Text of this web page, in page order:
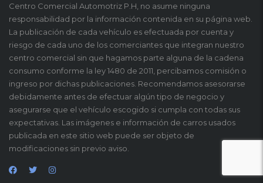
Centro Comercial Automotriz P.H, no asume ninguna
responsabilidad por la información contenida en su página web.
La publicación de cada vehículo es efectuada por cuenta y
riesgo de cada uno de los comerciantes que integran nuestro
centro comercial sin que hagamos parte alguna de la cadena
consumo conforme la ley 1480 de 2011, percibamos comisión o
ingreso por dichas publicaciones. Recomendamos asesorarse
debidamente antes de efectuar algún tipo de negocio y
asegurarse que el vehículo escogido si cumpla con todas sus
expectativas. Las imágenes e información de carros usados
publicada en este sitio web puede ser objeto de
modificaciones sin previo aviso.